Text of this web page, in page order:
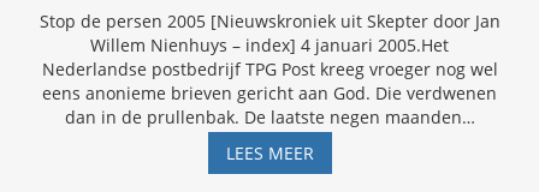
Stop de persen 2005 [Nieuwskroniek uit Skepter door Jan
Willem Nienhuys – index] 4 januari 2005.Het
Nederlandse postbedrijf TPG Post kreeg vroeger nog wel
eens anonieme brieven gericht aan God. Die verdwenen
dan in de prullenbak. De laatste negen maanden…
LEES MEERSTOP
DE